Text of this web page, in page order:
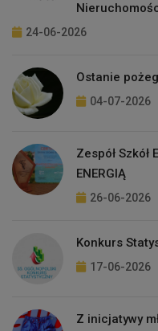
24-06-2026
Ostanie
04-07-2026
Zespół Szkół
ENERGIĄ
26-06-2026
Konkurs
17-06-2026
Z inicjatywy